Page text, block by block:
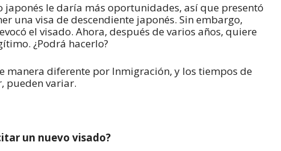
le daría más oportunidades, así que presentó
una visa de descendiente japonés. Sin embargo,
el visado. Ahora, después de varios años, quiere
¿Podrá hacerlo?
manera diferente por Inmigración, y los tiempos de
pueden variar.
un nuevo visado?